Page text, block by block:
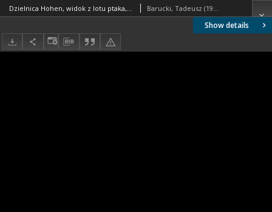
Show details
Dzielnica Hohen, widok z lotu ptaka, Salzburg, Austria Barucki, Tadeusz (1922- ). Fotograf